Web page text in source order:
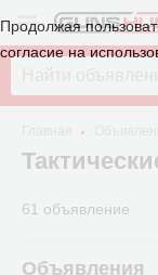
Продолжая
согласие на
61 объявление
Объявления